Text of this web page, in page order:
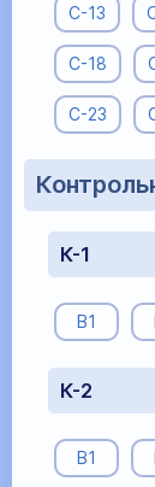
С-13
С-18
С-23
К-1
В1
К-2
В1